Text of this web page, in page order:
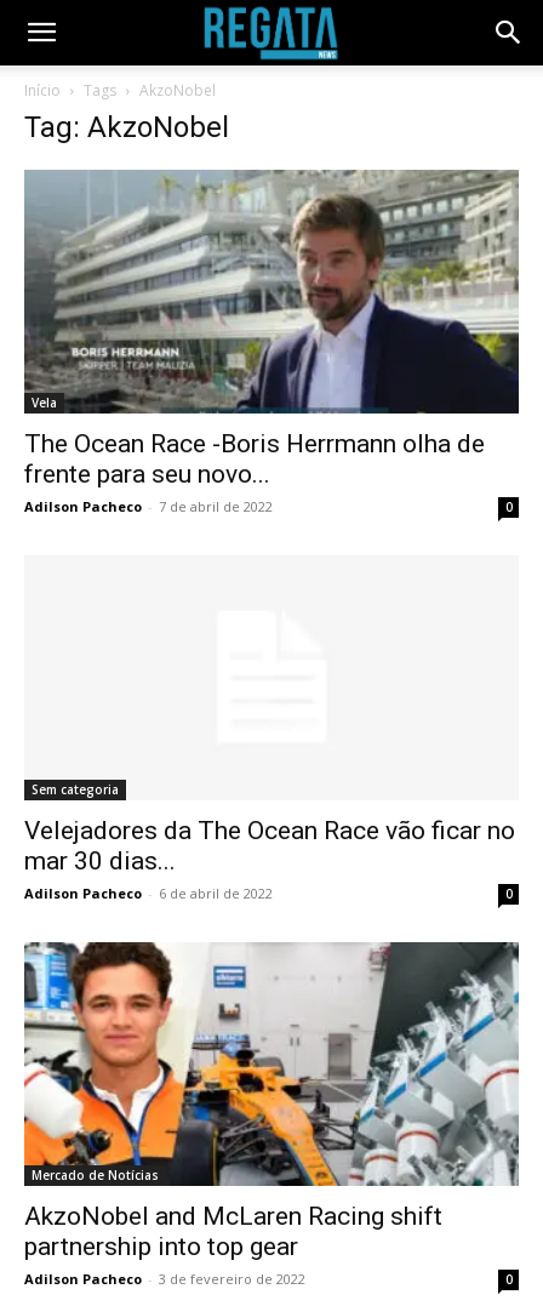
Início Tags AkzoNobel
Tag: AkzoNobel
Vela
The Ocean Race -Boris Herrmann olha de
frente para seu novo...
Adilson Pacheco - 7 de abril de 2022 0
Sem categoria
Velejadores da The Ocean Race vão ficar no
mar 30 dias...
Adilson Pacheco - 6 de abril de 2022 0
Mercado de Notícias
AkzoNobel and McLaren Racing shift
partnership into top gear
Adilson Pacheco - 3 de fevereiro de 2022 0